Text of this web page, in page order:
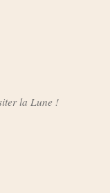
la Lune !